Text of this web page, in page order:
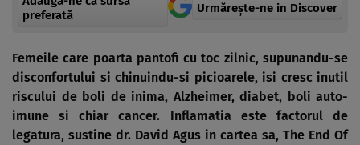
preferată
Urmărește-ne in Discover
Femeile care poarta pantofi cu toc zilnic, supunandu-se
disconfortului si chinuindu-si picioarele, isi cresc inutil
riscului de boli de inima, Alzheimer, diabet, boli auto-
imune si chiar cancer. Inflamatia este factorul de
legatura, sustine dr. David Agus in cartea sa, The End Of